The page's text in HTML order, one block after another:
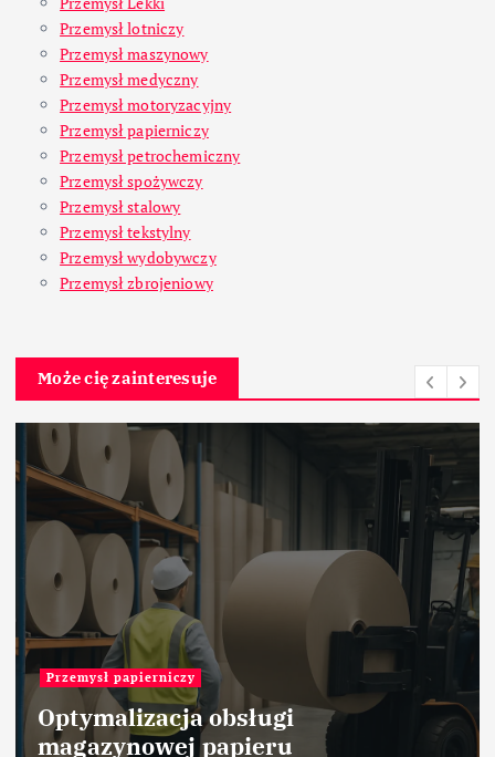
Przemysł lotniczy
Przemysł maszynowy
Przemysł medyczny
Przemysł motoryzacyjny
Przemysł papierniczy
Przemysł petrochemiczny
Przemysł spożywczy
Przemysł stalowy
Przemysł tekstylny
Przemysł wydobywczy
Przemysł zbrojeniowy
Może cię zainteresuje
Przemysł papierniczy
Optymalizacja obsługi
magazynowej papieru